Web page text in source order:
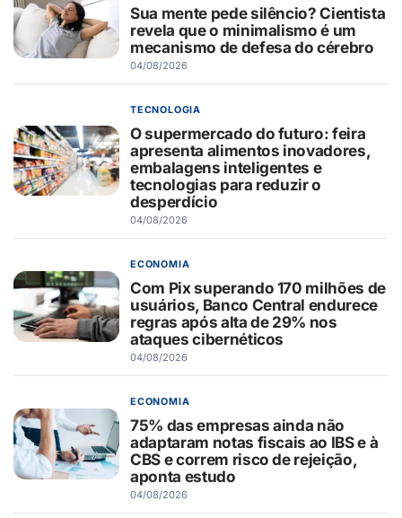
Sua mente pede silêncio? Cientista
revela que o minimalismo é um
mecanismo de defesa do cérebro
04/08/2026
TECNOLOGIA
O supermercado do futuro: feira
apresenta alimentos inovadores,
embalagens inteligentes e
tecnologias para reduzir o
desperdício
04/08/2026
ECONOMIA
Com Pix superando 170 milhões de
usuários, Banco Central endurece
regras após alta de 29% nos
ataques cibernéticos
04/08/2026
ECONOMIA
75% das empresas ainda não
adaptaram notas fiscais ao IBS e à
CBS e correm risco de rejeição,
aponta estudo
04/08/2026